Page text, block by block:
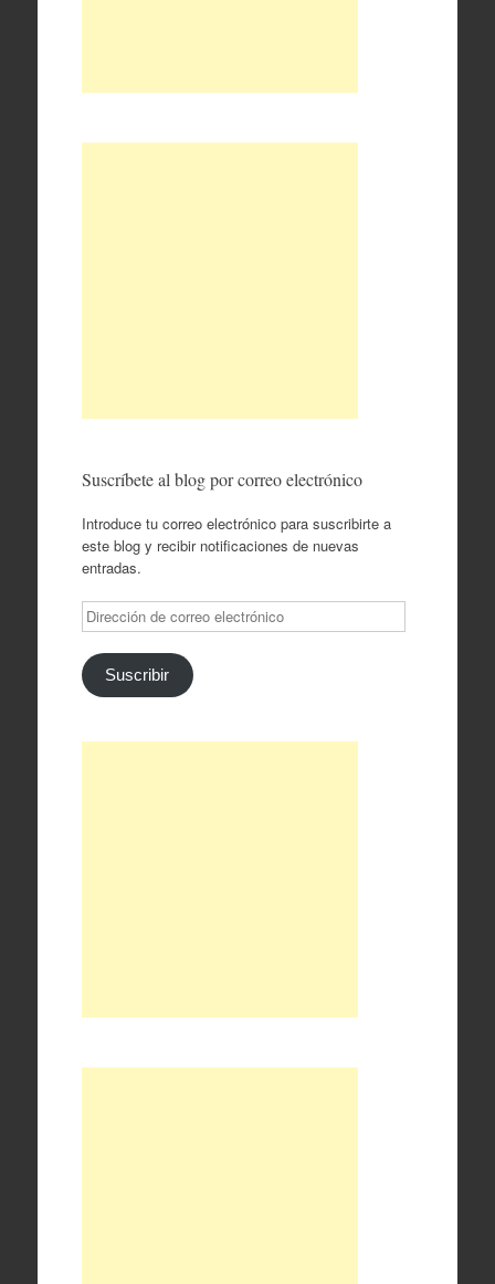
Suscríbete al blog por correo electrónico
Introduce tu correo electrónico para suscribirte a
este blog y recibir notificaciones de nuevas
entradas.
Dirección
de
correo
electrónico
Suscribir